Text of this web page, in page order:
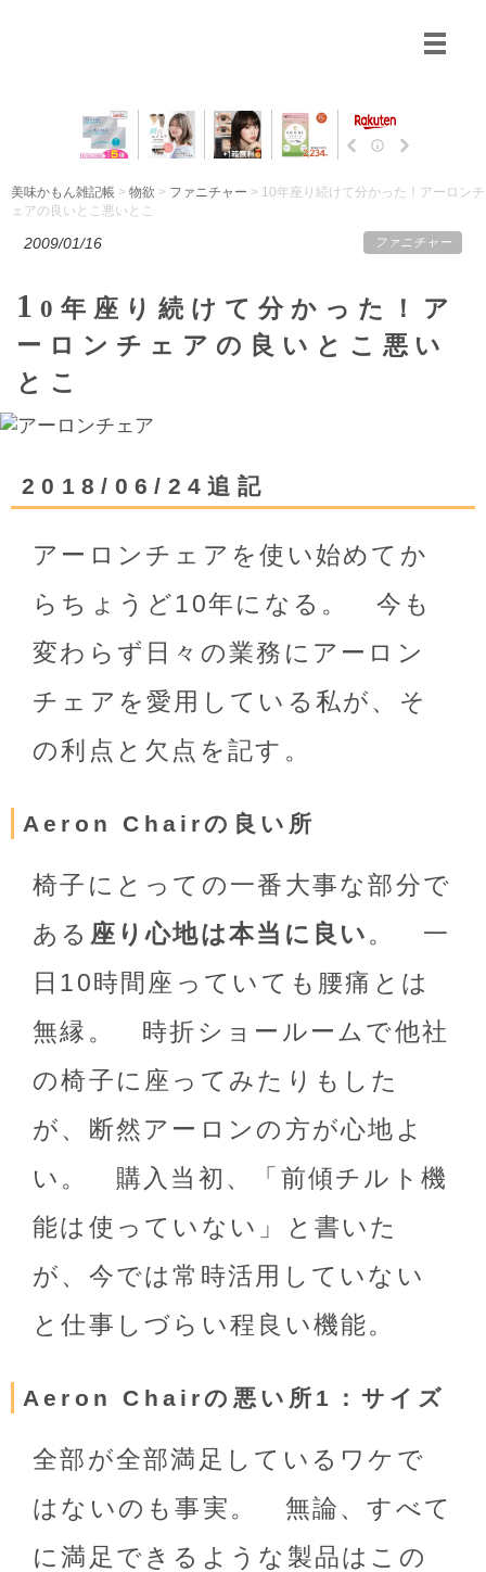
美味かもん雑記帳 > 物欲 > ファニチャー > 10年座り続けて分かった！アーロンチ
ェアの良いとこ悪いとこ
2009/01/16 ファニチャー
1 0年座り続けて分かった！ア
ーロンチェアの良いとこ悪い
とこ
2018/06/24追記
アーロンチェアを使い始めてか
らちょうど10年になる。 今も
変わらず日々の業務にアーロン
チェアを愛用している私が、そ
の利点と欠点を記す。
Aeron Chairの良い所
椅子にとっての一番大事な部分で
ある 座り心地は本当に良い。 一
日10時間座っていても腰痛とは
無縁。 時折ショールームで他社
の椅子に座ってみたりもした
が、断然アーロンの方が心地よ
い。 購入当初、「前傾チルト機
能は使っていない」と書いた
が、今では常時活用していない
と仕事しづらい程良い機能。
Aeron Chairの悪い所1：サイズ
全部が全部満足しているワケで
はないのも事実。 無論、すべて
に満足できるような製品はこの